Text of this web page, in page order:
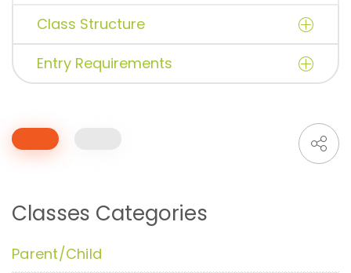
Class Structure
Entry Requirements
Classes Categories
Parent/Child